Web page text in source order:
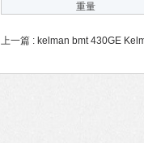
重量
上一篇 : kelman bmt 430GE